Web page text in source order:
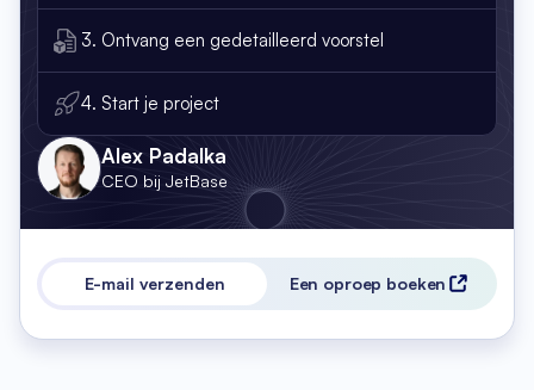
3. Ontvang een gedetailleerd voorstel
4. Start je project
Alex Padalka
CEO bij JetBase
E-mail verzenden Een oproep boeken